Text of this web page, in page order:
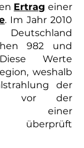
Ertrag einer
. Im Jahr 2010
982 und
Werte
weshalb
der
vor der
überprüft